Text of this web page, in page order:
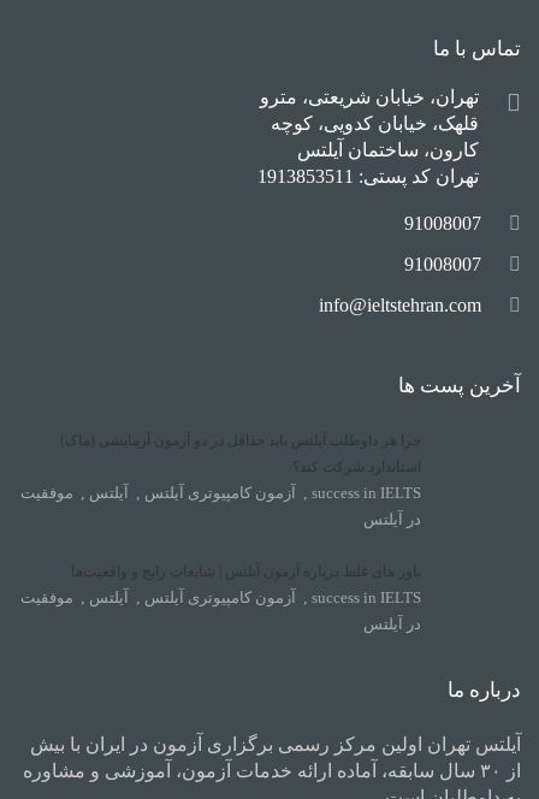
تماس با ما
تهران، خیابان شریعتی، مترو
قلهک، خیابان کدویی، کوچه
کارون، ساختمان آیلتس
تهران کد پستی: 1913853511
91008007
91008007
info@ieltstehran.com
آخرین پست ها
چرا هر داوطلب آیلتس باید حداقل در دو آزمون آزمایشی (ماک)
استاندارد شرکت کند؟
success in IELTS
, آزمون کامپیوتری آیلتس , آیلتس , موفقیت
در آیلتس
باور های غلط درباره آزمون آیلتس | شایعات رایج و واقعیت‌ها
success in IELTS
, آزمون کامپیوتری آیلتس , آیلتس , موفقیت
در آیلتس
درباره ما
آیلتس تهران اولین مرکز رسمی برگزاری آزمون در ایران با بیش
از ۳۰ سال سابقه، آماده ارائه خدمات آزمون، آموزشی و مشاوره